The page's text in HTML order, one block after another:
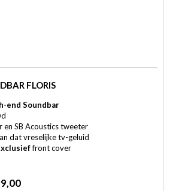
FLORIS
end Soundbar
en SB Acoustics tweeter
dat vreselijke tv-geluid
front cover